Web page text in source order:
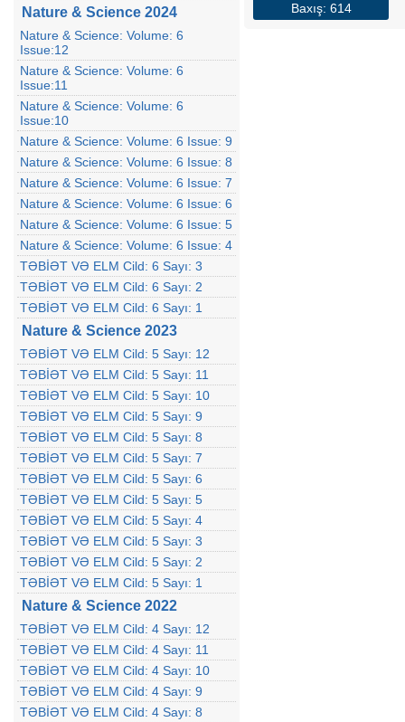
Nature & Science 2024
Nature & Science: Volume: 6
Issue:12
Nature & Science: Volume: 6
Issue:11
Nature & Science: Volume: 6
Issue:10
Nature & Science: Volume: 6 Issue: 9
Nature & Science: Volume: 6 Issue: 8
Nature & Science: Volume: 6 Issue: 7
Nature & Science: Volume: 6 Issue: 6
Nature & Science: Volume: 6 Issue: 5
Nature & Science: Volume: 6 Issue: 4
TƏBİƏT VƏ ELM Cild: 6 Sayı: 3
TƏBİƏT VƏ ELM Cild: 6 Sayı: 2
TƏBİƏT VƏ ELM Cild: 6 Sayı: 1
Nature & Science 2023
TƏBİƏT VƏ ELM Cild: 5 Sayı: 12
TƏBİƏT VƏ ELM Cild: 5 Sayı: 11
TƏBİƏT VƏ ELM Cild: 5 Sayı: 10
TƏBİƏT VƏ ELM Cild: 5 Sayı: 9
TƏBİƏT VƏ ELM Cild: 5 Sayı: 8
TƏBİƏT VƏ ELM Cild: 5 Sayı: 7
TƏBİƏT VƏ ELM Cild: 5 Sayı: 6
TƏBİƏT VƏ ELM Cild: 5 Sayı: 5
TƏBİƏT VƏ ELM Cild: 5 Sayı: 4
TƏBİƏT VƏ ELM Cild: 5 Sayı: 3
TƏBİƏT VƏ ELM Cild: 5 Sayı: 2
TƏBİƏT VƏ ELM Cild: 5 Sayı: 1
Nature & Science 2022
TƏBİƏT VƏ ELM Cild: 4 Sayı: 12
TƏBİƏT VƏ ELM Cild: 4 Sayı: 11
TƏBİƏT VƏ ELM Cild: 4 Sayı: 10
TƏBİƏT VƏ ELM Cild: 4 Sayı: 9
TƏBİƏT VƏ ELM Cild: 4 Sayı: 8
Baxış: 614